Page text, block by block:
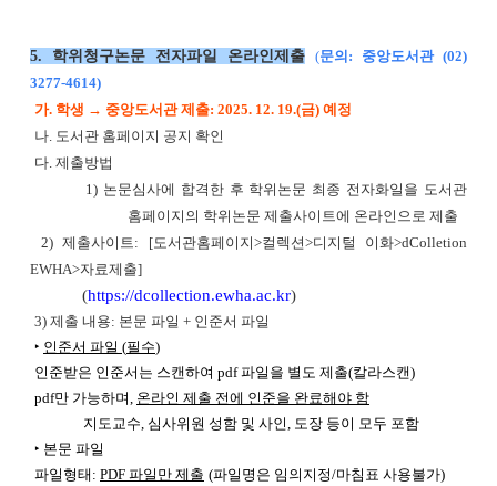
5. 학위청구논문 전자파일 온라인제출 (문의: 중앙도서관 (02)
3277-4614)
가. 학생 → 중앙도서관 제출: 2025. 12. 19.(금) 예정
나. 도서관 홈페이지 공지 확인
다. 제출방법
1) 논문심사에 합격한 후 학위논문 최종 전자화일을 도서관
홈페이지의 학위논문 제출사이트에 온라인으로 제출
2) 제출사이트: [도서관홈페이지>컬렉션>디지털 이화>dColletion
EWHA>자료제출]
(https://dcollection.ewha.ac.kr)
3) 제출 내용: 본문 파일 + 인준서 파일
‣ 인준서 파일 (필수)
인준받은 인준서는 스캔하여 pdf 파일을 별도 제출(칼라스캔)
pdf만 가능하며, 온라인 제출 전에 인준을 완료해야 함
지도교수, 심사위원 성함 및 사인, 도장 등이 모두 포함
‣ 본문 파일
파일형태: PDF 파일만 제출 (파일명은 임의지정/마침표 사용불가)